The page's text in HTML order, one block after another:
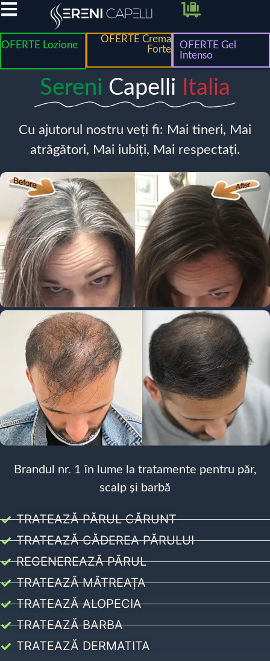
OFERTE Lozione
OFERTE Crema
Forte
OFERTE Gel
Intenso
Sereni Capelli Italia
Cu ajutorul nostru veți fi: Mai tineri, Mai
atrăgători, Mai iubiți, Mai respectați.
Brandul nr. 1 în lume la tratamente pentru păr,
scalp și barbă
TRATEAZĂ PĂRUL CĂRUNT
TRATEAZĂ CĂDEREA PĂRULUI
REGENEREAZĂ PĂRUL
TRATEAZĂ MĂTREAȚA
TRATEAZĂ ALOPECIA
TRATEAZĂ BARBA
TRATEAZĂ DERMATITA